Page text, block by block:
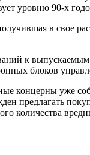
уровню 90-х
в свое
к
блоков
концерны уже
предлагать
количества